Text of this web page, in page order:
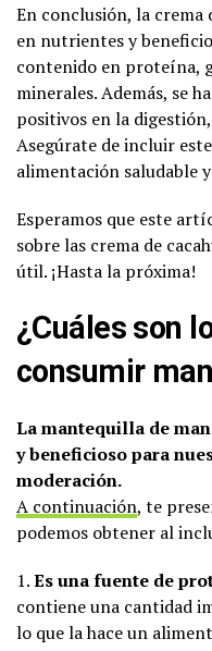
En conclusión, la crema
en nutrientes y
contenido en proteína,
minerales. Además, se
positivos en la
Asegúrate de incluir
alimentación saludable
Esperamos que este
sobre las crema de
útil. ¡Hasta la próxima!
¿Cuáles son
consumir
La mantequilla de
y beneficioso para
moderación.
A continuación, te
podemos obtener al
1.Es una fuente de
contiene una cantidad
lo que la hace un